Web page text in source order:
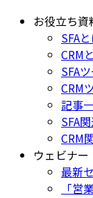
お役立ち資
SFA
CRM
SFA
CRM
記事
SFA
CRM
ウェビナ
最新
「